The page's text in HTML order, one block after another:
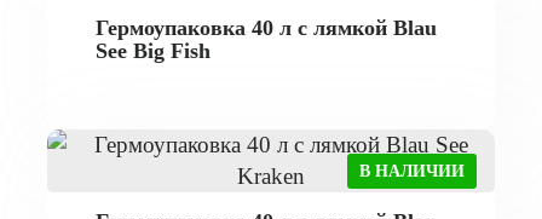
Гермоупаковка 40 л с лямкой Blau
See Big Fish
В НАЛИЧИИ